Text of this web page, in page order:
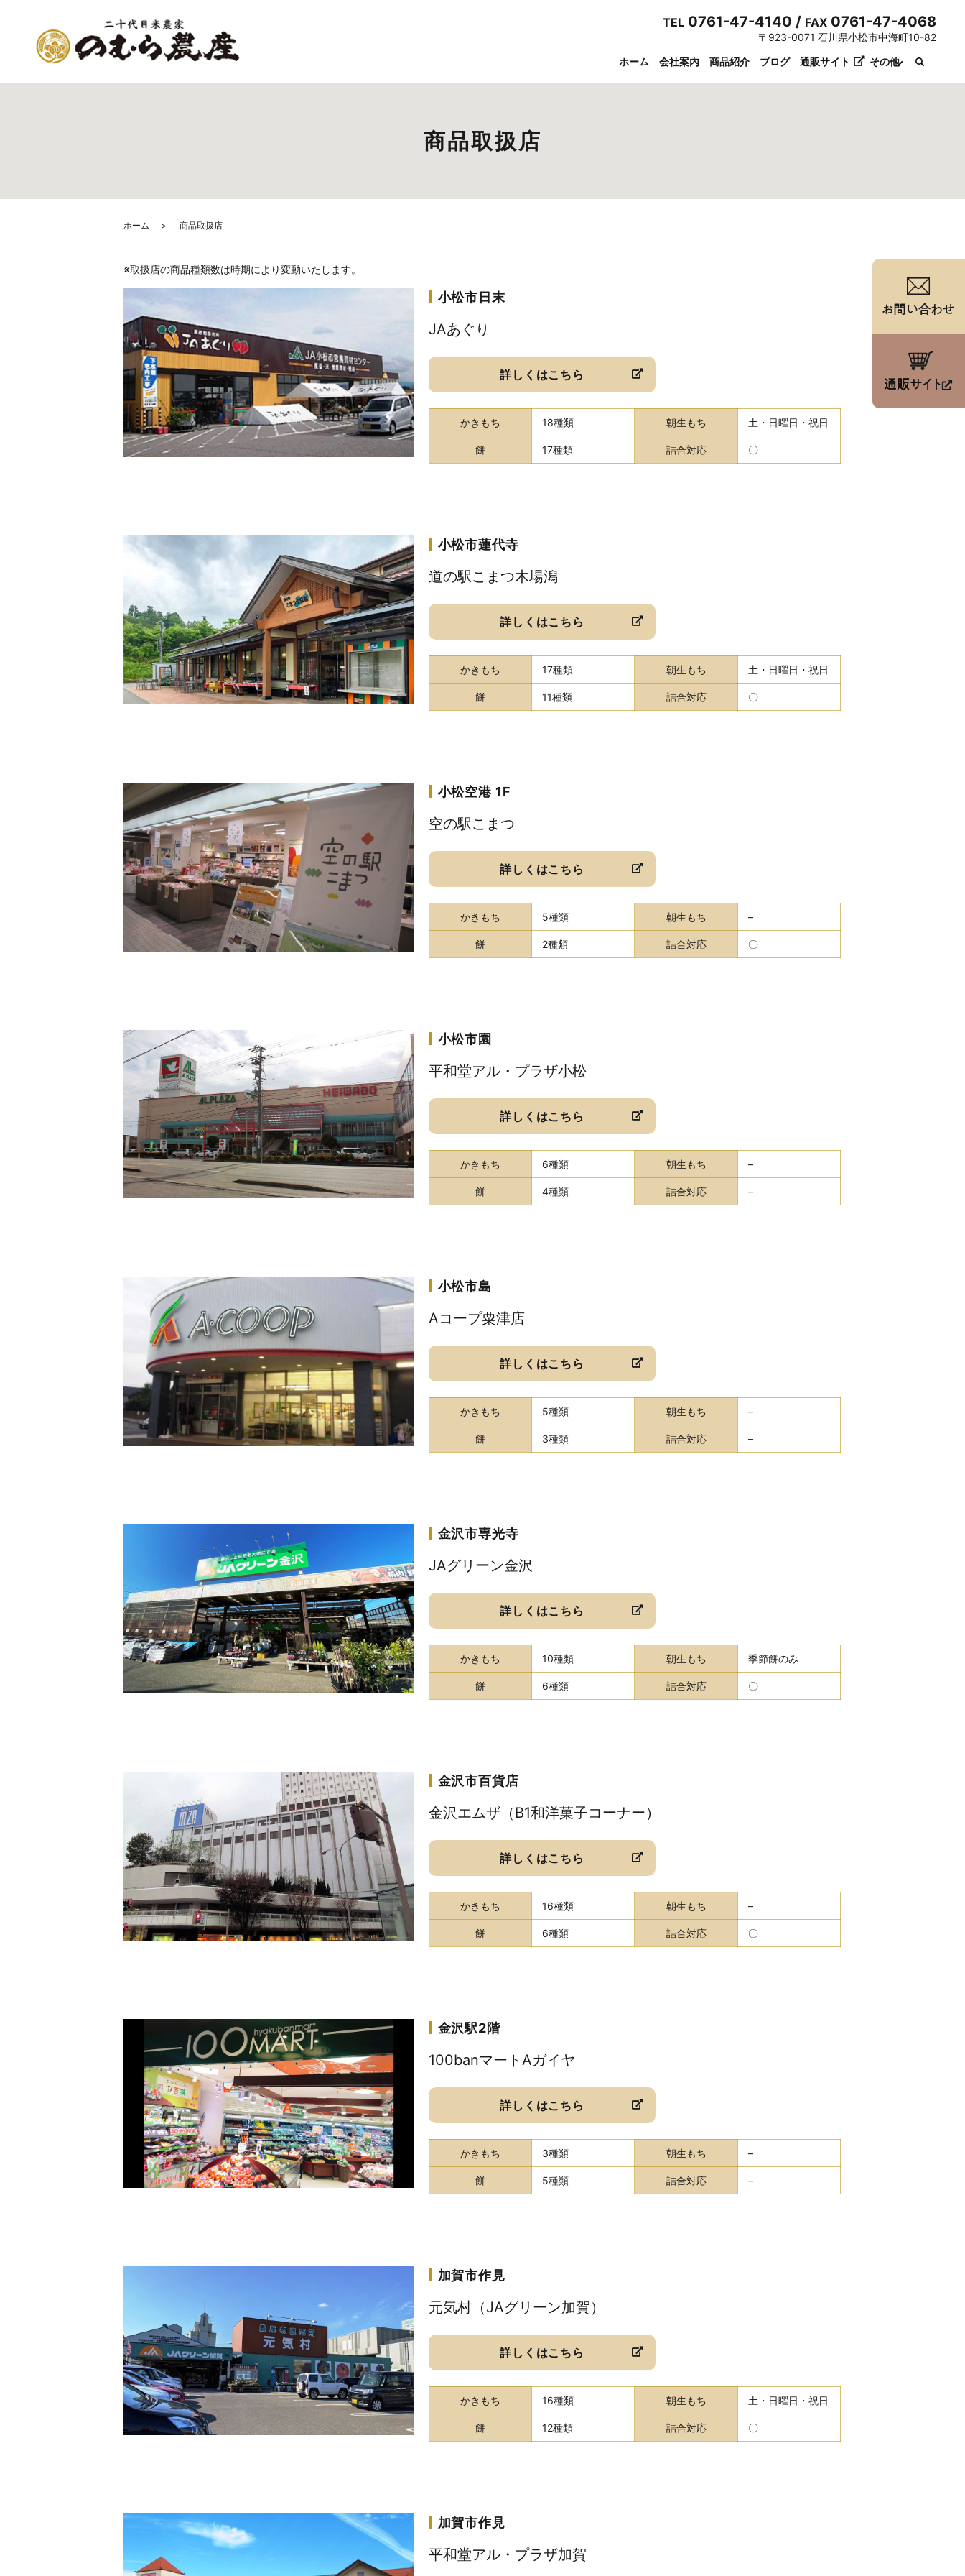
ホーム 会社案内 商品紹介 ブログ 通販サイト その他
TEL0761-47-4140 / FAX0761-47-4068
〒923-0071 石川県小松市中海町10-82
商品取扱店
ホーム 商品取扱店
※取扱店の商品種類数は時期により変動いたします。
小松市日末
JAあぐり
詳しくはこちら
かきもち 18種類
餅 17種類
朝生もち 土・日曜日・祝日
詰合対応 〇
小松市蓮代寺
道の駅こまつ木場潟
詳しくはこちら
かきもち 17種類
餅 11種類
朝生もち 土・日曜日・祝日
詰合対応 〇
小松空港 1F
空の駅こまつ
詳しくはこちら
かきもち 5種類
餅 2種類
朝生もち –
詰合対応 〇
小松市園
平和堂アル・プラザ小松
詳しくはこちら
かきもち 6種類
餅 4種類
朝生もち –
詰合対応 –
小松市島
Aコープ粟津店
詳しくはこちら
かきもち 5種類
餅 3種類
朝生もち –
詰合対応 –
金沢市専光寺
JAグリーン金沢
詳しくはこちら
かきもち 10種類
餅 6種類
朝生もち 季節餅のみ
詰合対応 〇
金沢市百貨店
金沢エムザ（B1和洋菓子コーナー）
詳しくはこちら
かきもち 16種類
餅 6種類
朝生もち –
詰合対応 〇
金沢駅2階
100banマートAガイヤ
詳しくはこちら
かきもち 3種類
餅 5種類
朝生もち –
詰合対応 –
加賀市作見
元気村（JAグリーン加賀）
詳しくはこちら
かきもち 16種類
餅 12種類
朝生もち 土・日曜日・祝日
詰合対応 〇
加賀市作見
平和堂アル・プラザ加賀